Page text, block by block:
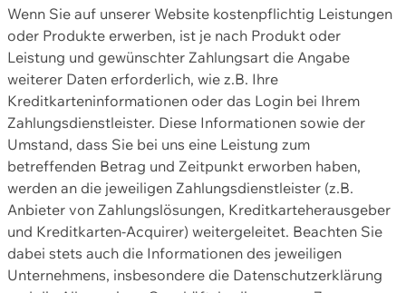
Wenn Sie auf unserer Website kostenpflichtig Leistungen
oder Produkte erwerben, ist je nach Produkt oder
Leistung und gewünschter Zahlungsart die Angabe
weiterer Daten erforderlich, wie z.B. Ihre
Kreditkarteninformationen oder das Login bei Ihrem
Zahlungsdienstleister. Diese Informationen sowie der
Umstand, dass Sie bei uns eine Leistung zum
betreffenden Betrag und Zeitpunkt erworben haben,
werden an die jeweiligen Zahlungsdienstleister (z.B.
Anbieter von Zahlungslösungen, Kreditkarteherausgeber
und Kreditkarten-Acquirer) weitergeleitet. Beachten Sie
dabei stets auch die Informationen des jeweiligen
Unternehmens, insbesondere die Datenschutzerklärung